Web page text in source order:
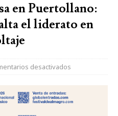
en Puertollano:
el liderato en
desactivados